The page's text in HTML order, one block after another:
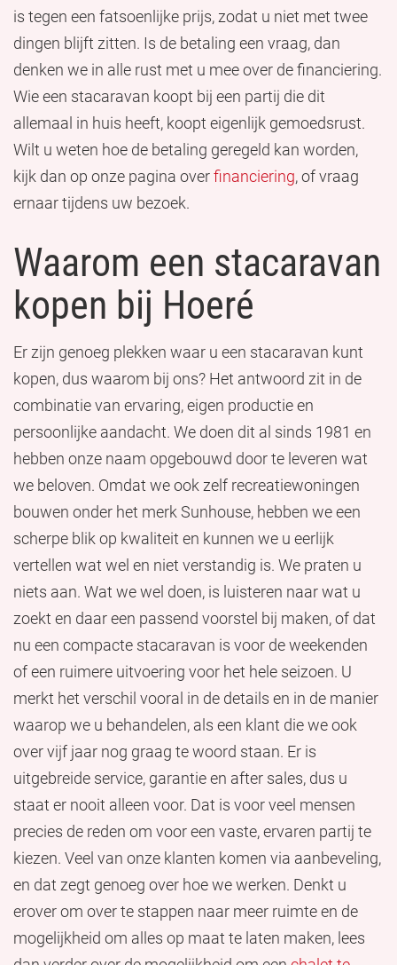
is tegen een fatsoenlijke prijs, zodat u niet met twee
dingen blijft zitten. Is de betaling een vraag, dan
denken we in alle rust met u mee over de financiering.
Wie een stacaravan koopt bij een partij die dit
allemaal in huis heeft, koopt eigenlijk gemoedsrust.
Wilt u weten hoe de betaling geregeld kan worden,
kijk dan op onze pagina overfinanciering, of vraag
ernaar tijdens uw bezoek.
Waarom een stacaravan
kopen bij Hoeré
Er zijn genoeg plekken waar u een stacaravan kunt
kopen, dus waarom bij ons? Het antwoord zit in de
combinatie van ervaring, eigen productie en
persoonlijke aandacht. We doen dit al sinds 1981 en
hebben onze naam opgebouwd door te leveren wat
we beloven. Omdat we ook zelf recreatiewoningen
bouwen onder het merk Sunhouse, hebben we een
scherpe blik op kwaliteit en kunnen we u eerlijk
vertellen wat wel en niet verstandig is. We praten u
niets aan. Wat we wel doen, is luisteren naar wat u
zoekt en daar een passend voorstel bij maken, of dat
nu een compacte stacaravan is voor de weekenden
of een ruimere uitvoering voor het hele seizoen. U
merkt het verschil vooral in de details en in de manier
waarop we u behandelen, als een klant die we ook
over vijf jaar nog graag te woord staan. Er is
uitgebreide service, garantie en after sales, dus u
staat er nooit alleen voor. Dat is voor veel mensen
precies de reden om voor een vaste, ervaren partij te
kiezen. Veel van onze klanten komen via aanbeveling,
en dat zegt genoeg over hoe we werken. Denkt u
erover om over te stappen naar meer ruimte en de
mogelijkheid om alles op maat te laten maken, lees